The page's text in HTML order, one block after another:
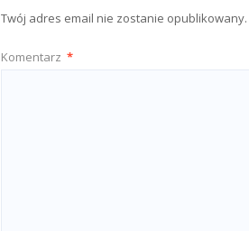
Twój adres email nie zostanie opublikowany.
Komentarz *